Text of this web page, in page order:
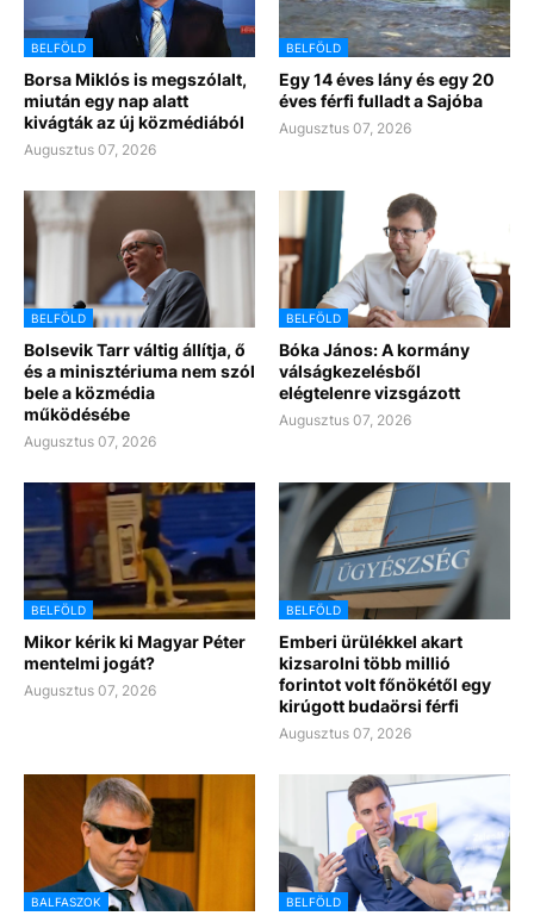
BELFÖLD
Borsa Miklós is megszólalt,
miután egy nap alatt
kivágták az új közmédiából
Augusztus 07, 2026
BELFÖLD
Egy 14 éves lány és egy 20
éves férfi fulladt a Sajóba
Augusztus 07, 2026
BELFÖLD
Bolsevik Tarr váltig állítja, ő
és a minisztériuma nem szól
bele a közmédia
működésébe
Augusztus 07, 2026
BELFÖLD
Bóka János: A kormány
válságkezelésből
elégtelenre vizsgázott
Augusztus 07, 2026
BELFÖLD
Mikor kérik ki Magyar Péter
mentelmi jogát?
Augusztus 07, 2026
BELFÖLD
Emberi ürülékkel akart
kizsarolni több millió
forintot volt főnökétől egy
kirúgott budaörsi férfi
Augusztus 07, 2026
BALFASZOK BELFÖLD